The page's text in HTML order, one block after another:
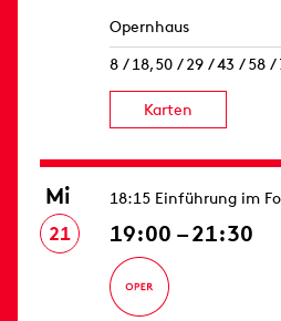
Opernhaus
8 / 18,50 / 29 / 43 / 58 /
Karten
Mi
21
18:15 Einführung im
19:00 – 21:30